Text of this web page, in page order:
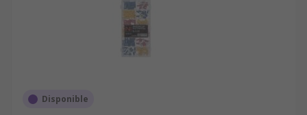
Disponible